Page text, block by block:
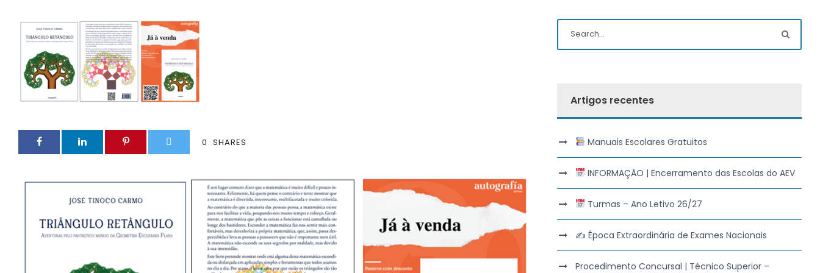
0 SHARES
Artigos recentes
Manuais Escolares Gratuitos
INFORMAÇÃO | Encerramento das Escolas do AEV
Turmas – Ano Letivo 26/27
✍️ Época Extraordinária de Exames Nacionais
Procedimento Concursal | Técnico Superior –